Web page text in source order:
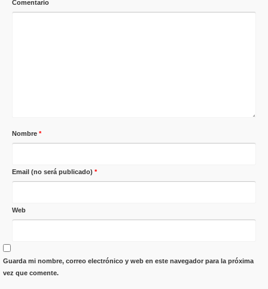
Comentario
Nombre *
Email (no será publicado) *
Web
Guarda mi nombre, correo electrónico y web en este navegador para la próxima
vez que comente.